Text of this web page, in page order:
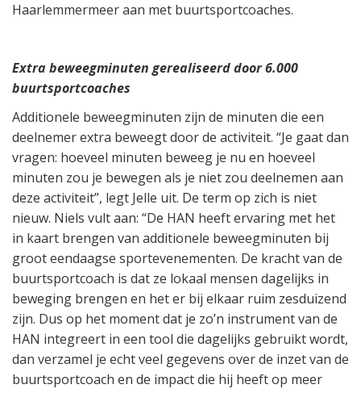
Haarlemmermeer aan met buurtsportcoaches.
Extra beweegminuten gerealiseerd door 6.000
buurtsportcoaches
Additionele beweegminuten zijn de minuten die een
deelnemer extra beweegt door de activiteit. “Je gaat dan
vragen: hoeveel minuten beweeg je nu en hoeveel
minuten zou je bewegen als je niet zou deelnemen aan
deze activiteit”, legt Jelle uit. De term op zich is niet
nieuw. Niels vult aan: “De HAN heeft ervaring met het
in kaart brengen van additionele beweegminuten bij
groot eendaagse sportevenementen. De kracht van de
buurtsportcoach is dat ze lokaal mensen dagelijks in
beweging brengen en het er bij elkaar ruim zesduizend
zijn. Dus op het moment dat je zo’n instrument van de
HAN integreert in een tool die dagelijks gebruikt wordt,
dan verzamel je echt veel gegevens over de inzet van de
buurtsportcoach en de impact die hij heeft op meer